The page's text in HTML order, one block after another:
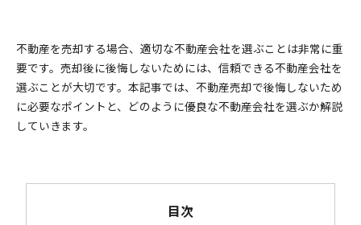
不動産を売却する場合、適切な不動産会社を選ぶことは非常に重
要です。売却後に後悔しないためには、信頼できる不動産会社を
選ぶことが大切です。本記事では、不動産売却で後悔しないため
に必要なポイントと、どのように優良な不動産会社を選ぶか解説
していきます。
目次